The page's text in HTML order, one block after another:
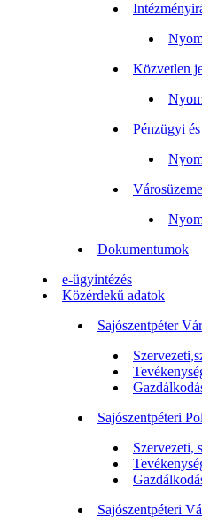
Közvetlen
Pénzügyi
Dokumentumok
e-ügyintézés
Közérdekű adatok
Sajószentpéter
Sajószentpéteri
Szervezeti,
Sajószentpéteri